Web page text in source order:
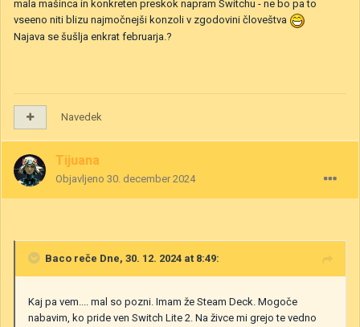
mala mašinca in konkreten preskok napram Switchu - ne bo pa to
vseeno niti blizu najmočnejši konzoli v zgodovini človeštva
Najava se šušlja enkrat februarja.?
Navedek
Tijuana
Objavljeno 30. december 2024
Baco reče Dne, 30. 12. 2024 at 8:49:
Kaj pa vem.... mal so pozni. Imam že Steam Deck. Mogoče
nabavim, ko pride ven Switch Lite 2. Na živce mi grejo te vedno